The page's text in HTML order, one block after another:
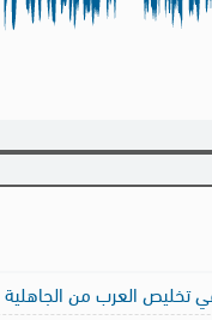
تخليص العرب من الجاهلية